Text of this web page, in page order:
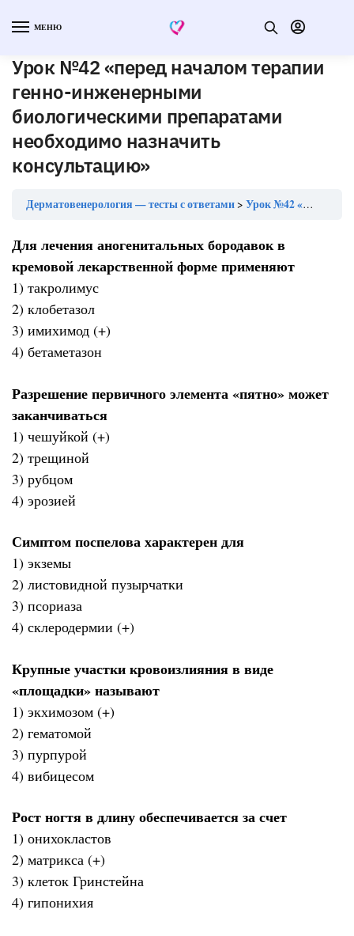
МЕНЮ
Урок №42 «перед началом терапии
генно-инженерными
биологическими препаратами
необходимо назначить
консультацию»
Дерматовенерология — тесты с ответами Урок №42 «перед началом терапии генно-инженерными биологическими препаратами необходимо назначить консультацию»
Для лечения аногенитальных бородавок в
кремовой лекарственной форме применяют
1) такролимус
2) клобетазол
3) имихимод (+)
4) бетаметазон
Разрешение первичного элемента «пятно» может
заканчиваться
1) чешуйкой (+)
2) трещиной
3) рубцом
4) эрозией
Симптом поспелова характерен для
1) экземы
2) листовидной пузырчатки
3) псориаза
4) склеродермии (+)
Крупные участки кровоизлияния в виде
«площадки» называют
1) экхимозом (+)
2) гематомой
3) пурпурой
4) вибицесом
Рост ногтя в длину обеспечивается за счет
1) онихокластов
2) матрикса (+)
3) клеток Гринстейна
4) гипонихия